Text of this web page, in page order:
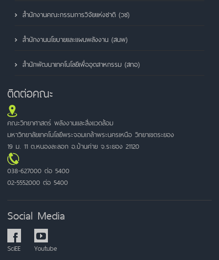
สำนักงานคณะกรรมการวิจัยแห่งชาติ (วช)
สำนักงานนโยบายและแผนพลังงาน (สนพ)
สำนักพัฒนาเทคโนโลยีเพื่ออุตสาหกรรม (สทอ)
ติดต่อคณะ
คณะวิทยาศาสตร์ พลังงานและสิ่งแวดล้อม
มหาวิทยาลัยเทคโนโลยีพระจอมเกล้าพระนครเหนือ วิทยาเขตระยอง
19 ม. 11 ต.หนองละลอก อ.บ้านค่าย จ.ระยอง 21120
038-627000 ต่อ 5400
02-5552000 ต่อ 5400
Social Media
SciEE Youtube